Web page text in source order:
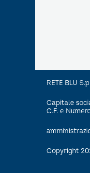
RETE BLU
Capitale
C.F. e
Copyright